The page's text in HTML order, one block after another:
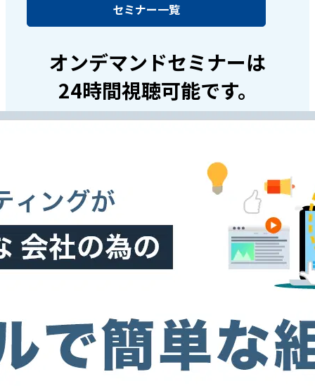
セミナー一覧
オンデマンドセミナーは
24時間視聴可能です。